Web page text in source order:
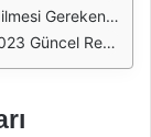
Gerekenler
Güncel Rehber